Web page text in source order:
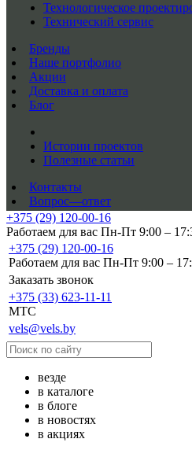
Технологическое
Технический сервис
Бренды
Наше портфолио
Акции
Доставка и оплата
Блог
Истории проектов
Полезные статьи
Контакты
Вопрос—ответ
+375 (29) 120-00-16
Работаем для вас Пн-Пт 9:00 –
+375 (29) 120-00-16
Работаем для вас Пн-Пт 9:00 –
Заказать звонок
+375 (33) 623-11-11
MTC
vels@vels.by
везде
в каталоге
в блоге
в новостях
в акциях